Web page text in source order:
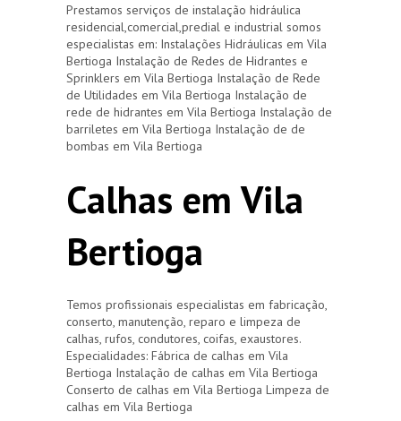
Prestamos serviços de instalação hidráulica
residencial,comercial,predial e industrial somos
especialistas em: Instalações Hidráulicas em Vila
Bertioga Instalação de Redes de Hidrantes e
Sprinklers em Vila Bertioga Instalação de Rede
de Utilidades em Vila Bertioga Instalação de
rede de hidrantes em Vila Bertioga Instalação de
barriletes em Vila Bertioga Instalação de de
bombas em Vila Bertioga
Calhas em Vila
Bertioga
Temos profissionais especialistas em fabricação,
conserto, manutenção, reparo e limpeza de
calhas, rufos, condutores, coifas, exaustores.
Especialidades: Fábrica de calhas em Vila
Bertioga Instalação de calhas em Vila Bertioga
Conserto de calhas em Vila Bertioga Limpeza de
calhas em Vila Bertioga